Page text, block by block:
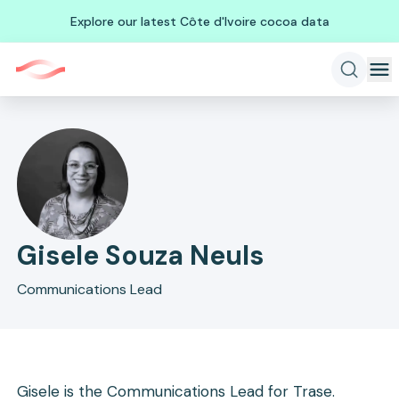
Explore our latest Côte d'Ivoire cocoa data
Gisele Souza Neuls
Communications Lead
Gisele is the Communications Lead for Trase.